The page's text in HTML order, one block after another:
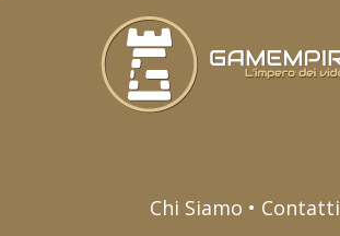
Chi Siamo • Contatti